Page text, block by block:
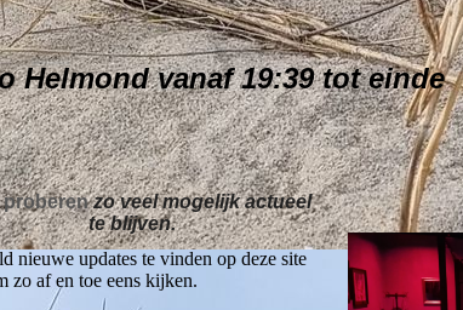
Helmond vanaf 19:39 tot einde
proberenzo veel mogelijk actueel
te blijven.
nieuwe updates te vinden op deze site
zo af en toe eens kijken.